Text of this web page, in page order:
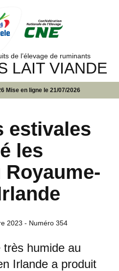
de l’élevage de ruminants
LAIT VIANDE
Mise en ligne le 21/07/2026
estivales
les
2023 - Numéro 354
humide au
Irlande a produit